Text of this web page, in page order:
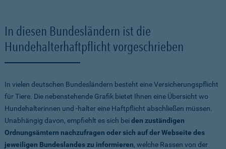
In diesen Bundesländern ist die
Hundehalterhaftpflicht vorgeschrieben
In vielen deutschen Bundesländern besteht eine Versicherungspflicht
für Tiere. Die nebenstehende Grafik bietet Ihnen eine Übersicht wo
Hundehalterinnen und -halter eine Haftpflicht abschließen müssen.
Unabhängig davon, empfiehlt es sich beiden zuständigen
Ordnungsämtern nachzufragen oder sich auf der Webseite des
jeweiligen Bundeslandes zu informieren, welche Rassen von der